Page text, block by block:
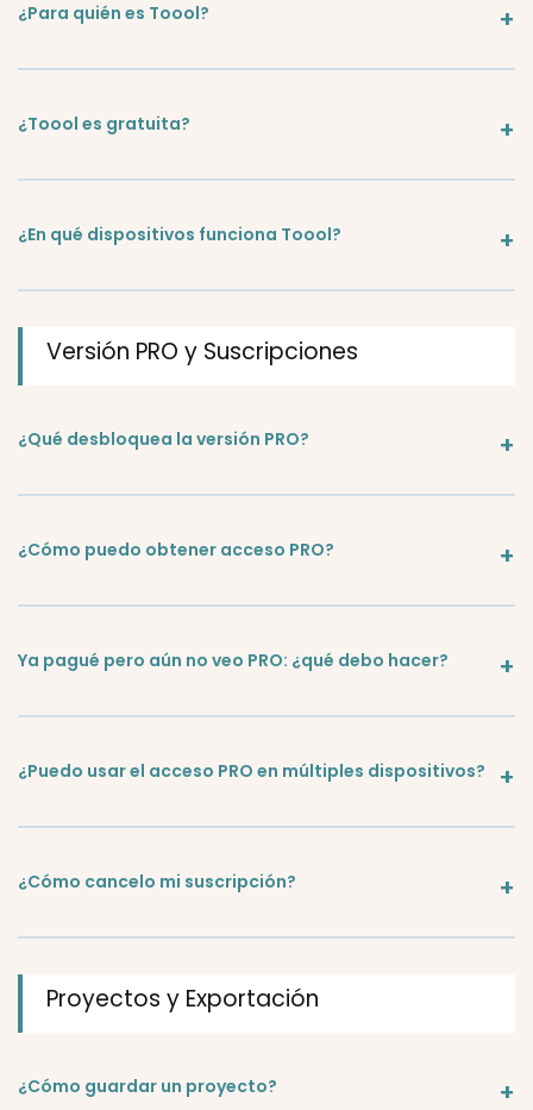
¿Para quién es Toool?
¿Toool es gratuita?
¿En qué dispositivos funciona Toool?
Versión PRO y Suscripciones
¿Qué desbloquea la versión PRO?
¿Cómo puedo obtener acceso PRO?
Ya pagué pero aún no veo PRO: ¿qué debo hacer?
¿Puedo usar el acceso PRO en múltiples dispositivos?
¿Cómo cancelo mi suscripción?
Proyectos y Exportación
¿Cómo guardar un proyecto?